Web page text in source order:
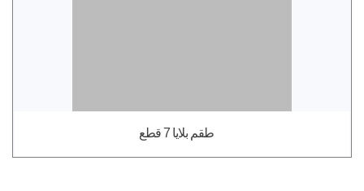
طقم بلايا 7 قطع